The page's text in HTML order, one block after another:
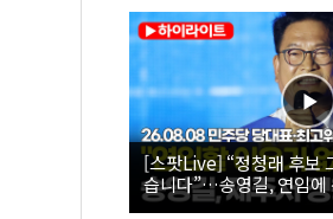
[스팟Live] “정청래 후보 그동안 고생 많이 했
습니다”…송영길, 연임에 선 긋기
더불어민주당 당대표·최